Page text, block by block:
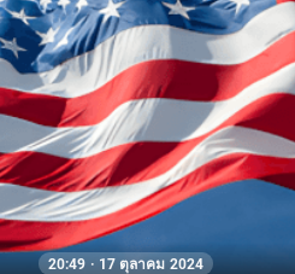
20:49 · 17 ตุลาคม 2024